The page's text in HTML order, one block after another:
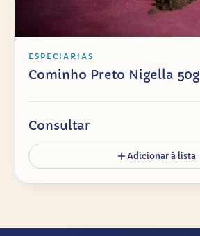
ESPECIARIAS
Cominho Preto Nigella 50g
Consultar
Adicionar à lista